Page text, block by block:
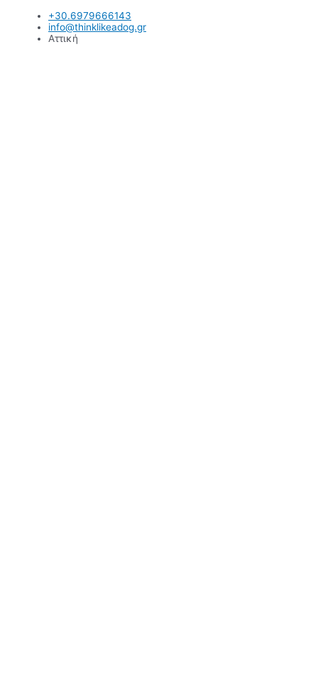
Μετάβαση
περιεχόμενο
+30.6979666143
info@thinklikeadog.gr
Αττική